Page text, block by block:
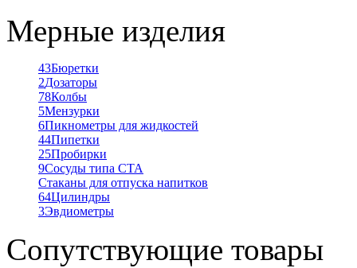
Мерные изделия
43Бюретки
2Дозаторы
78Колбы
5Мензурки
6Пикнометры для жидкостей
44Пипетки
25Пробирки
9Сосуды типа СТА
Стаканы для отпуска напитков
64Цилиндры
3Эвдиометры
Сопутствующие товары